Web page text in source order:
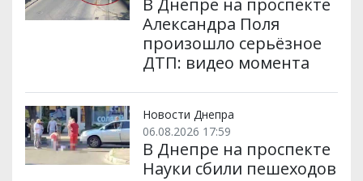
В Днепре на проспекте
Александра Поля
произошло серьёзное
ДТП: видео момента
Новости Днепра
06.08.2026 17:59
В Днепре на проспекте
Науки сбили пешеходов